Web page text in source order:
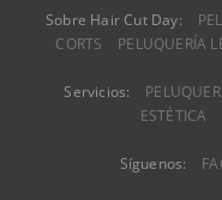
Sobre Hair Cut Day:
CORTS
PELUQUERÍA
Servicios:
ESTÉTICA
Síguenos: